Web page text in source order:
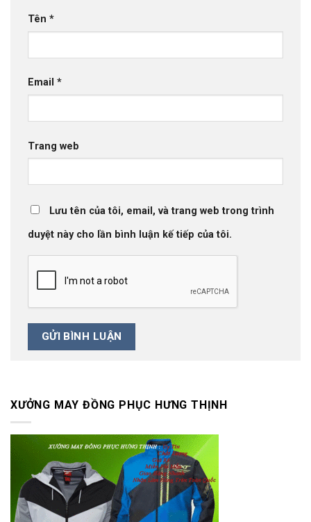
Tên *
Email *
Trang web
Lưu tên của tôi, email, và trang web trong trình
duyệt này cho lần bình luận kế tiếp của tôi.
XƯỞNG MAY ĐỒNG PHỤC HƯNG THỊNH